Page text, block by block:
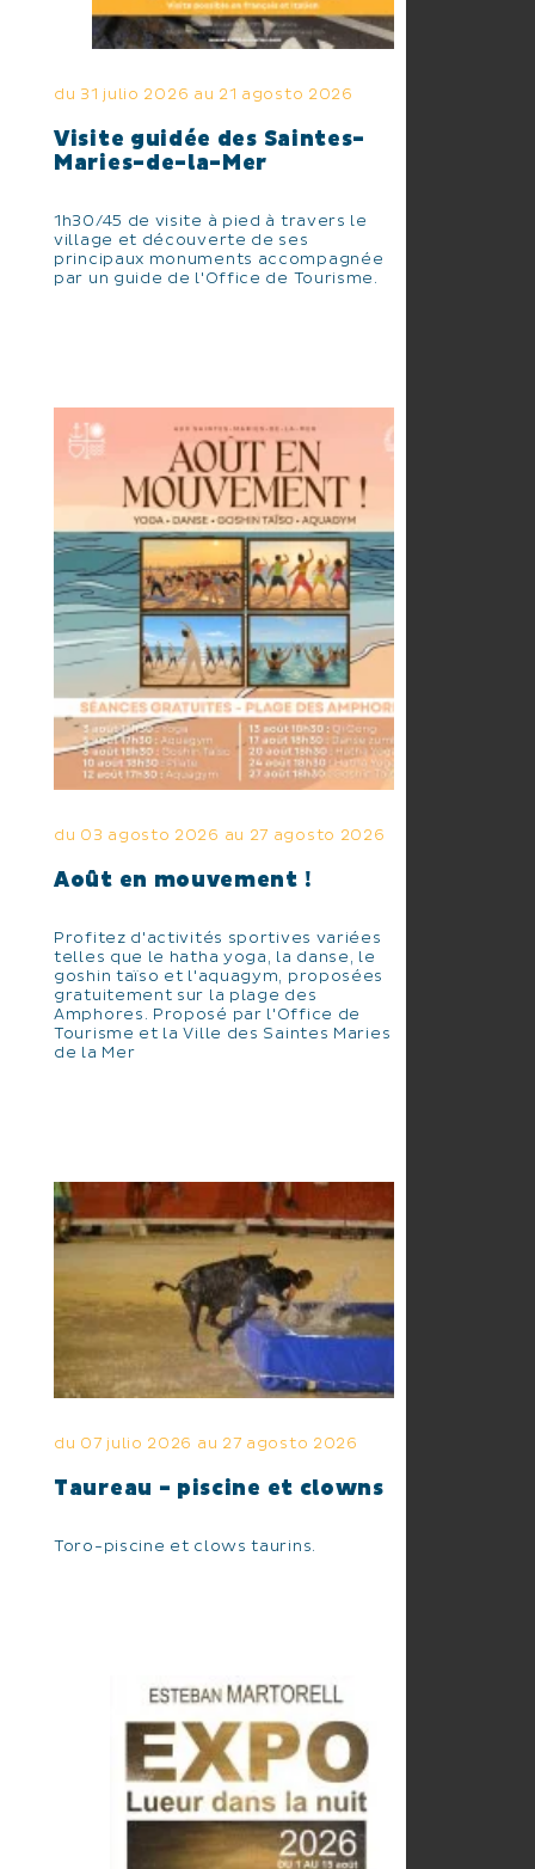
du 31 julio 2026 au 21 agosto 2026
Visite guidée des Saintes-
Maries-de-la-Mer
1h30/45 de visite à pied à travers le
village et découverte de ses
principaux monuments accompagnée
par un guide de l'Office de Tourisme.
du 03 agosto 2026 au 27 agosto 2026
Août en mouvement !
Profitez d'activités sportives variées
telles que le hatha yoga, la danse, le
goshin taïso et l'aquagym, proposées
gratuitement sur la plage des
Amphores. Proposé par l'Office de
Tourisme et la Ville des Saintes Maries
de la Mer
du 07 julio 2026 au 27 agosto 2026
Taureau - piscine et clowns
Toro-piscine et clows taurins.